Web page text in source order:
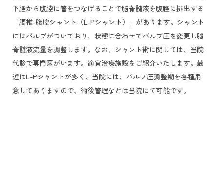
下腔から腹腔に管をつなげることで脳脊髄液を腹腔に排出する
「腰椎-腹腔シャント（L-Pシャント）」があります。シャント
にはバルブがついており、状態に合わせてバルブ圧を変更し脳
脊髄液流量を調整します。なお、シャント術に関しては、当院
代診で専門医がいます。適宜治療施設をご紹介いたします。最
近はL-Pシャントが多く、当院には、バルブ圧調整期を各種用
意してありますので、術後管理などは当院にて可能です。